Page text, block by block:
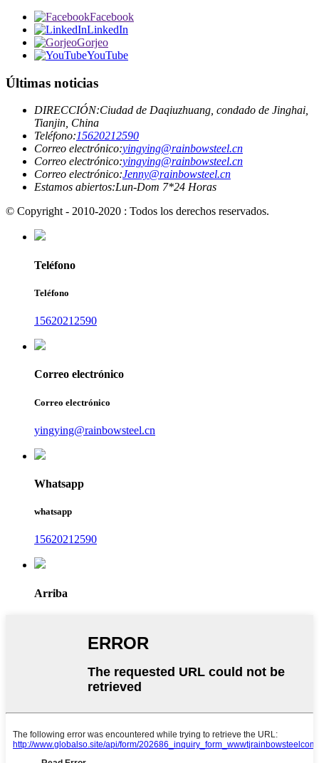
Facebook
LinkedIn
Gorjeo
YouTube
Últimas noticias
DIRECCIÓN:Ciudad de Daqiuzhuang, condado de Jinghai,
Tianjin, China
Teléfono:15620212590
Correo electrónico:yingying@rainbowsteel.cn
Correo electrónico:yingying@rainbowsteel.cn
Correo electrónico:Jenny@rainbowsteel.cn
Estamos abiertos:Lun-Dom 7*24 Horas
© Copyright - 2010-2020 : Todos los derechos reservados.
Teléfono
Teléfono
15620212590
Correo electrónico
Correo electrónico
yingying@rainbowsteel.cn
Whatsapp
whatsapp
15620212590
Arriba